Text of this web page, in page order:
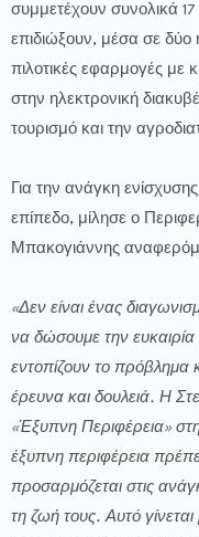
συμμετέχουν συνολικά
επιδιώξουν, μέσα σε δύο
πιλοτικές εφαρμογές με
στην ηλεκτρονική
τουρισμό και την
Για την ανάγκη
επίπεδο, μίλησε ο
Μπακογιάννης
«Δεν είναι ένας
να δώσουμε την
εντοπίζουν το πρόβλημα
έρευνα και δουλειά. Η
«Έξυπνη Περιφέρεια»
έξυπνη περιφέρεια
προσαρμόζεται στις
τη ζωή τους. Αυτό